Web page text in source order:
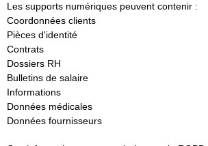
Les supports numériques peuvent contenir :
Coordonnées clients
Pièces d'identité
Contrats
Dossiers RH
Bulletins de salaire
Informations
Données médicales
Données fournisseurs